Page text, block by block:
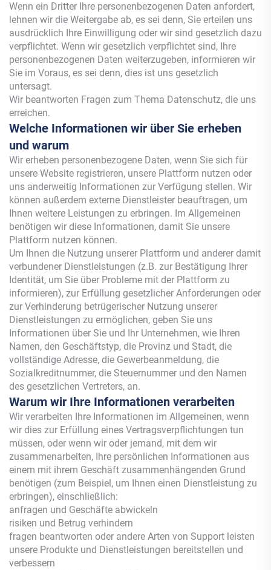
Wenn ein Dritter Ihre personenbezogenen Daten anfordert,
lehnen wir die Weitergabe ab, es sei denn, Sie erteilen uns
ausdrücklich Ihre Einwilligung oder wir sind gesetzlich dazu
verpflichtet. Wenn wir gesetzlich verpflichtet sind, Ihre
personenbezogenen Daten weiterzugeben, informieren wir
Sie im Voraus, es sei denn, dies ist uns gesetzlich
untersagt.
Wir beantworten Fragen zum Thema Datenschutz, die uns
erreichen.
Welche Informationen wir über Sie erheben
und warum
Wir erheben personenbezogene Daten, wenn Sie sich für
unsere Website registrieren, unsere Plattform nutzen oder
uns anderweitig Informationen zur Verfügung stellen. Wir
können außerdem externe Dienstleister beauftragen, um
Ihnen weitere Leistungen zu erbringen. Im Allgemeinen
benötigen wir diese Informationen, damit Sie unsere
Plattform nutzen können.
Um Ihnen die Nutzung unserer Plattform und anderer damit
verbundener Dienstleistungen (z.B. zur Bestätigung Ihrer
Identität, um Sie über Probleme mit der Plattform zu
informieren), zur Erfüllung gesetzlicher Anforderungen oder
zur Verhinderung betrügerischer Nutzung unserer
Dienstleistungen zu ermöglichen, geben Sie uns
Informationen über Sie und Ihr Unternehmen, wie Ihren
Namen, den Geschäftstyp, die Provinz und Stadt, die
vollständige Adresse, die Gewerbeanmeldung, die
Sozialkreditnummer, die Steuernummer und den Namen
des gesetzlichen Vertreters, an.
Warum wir Ihre Informationen verarbeiten
Wir verarbeiten Ihre Informationen im Allgemeinen, wenn
wir dies zur Erfüllung eines Vertragsverpflichtungen tun
müssen, oder wenn wir oder jemand, mit dem wir
zusammenarbeiten, Ihre persönlichen Informationen aus
einem mit ihrem Geschäft zusammenhängenden Grund
benötigen (zum Beispiel, um Ihnen einen Dienstleistung zu
erbringen), einschließlich:
anfragen und Geschäfte abwickeln
risiken und Betrug verhindern
fragen beantworten oder andere Arten von Support leisten
unsere Produkte und Dienstleistungen bereitstellen und
verbessern